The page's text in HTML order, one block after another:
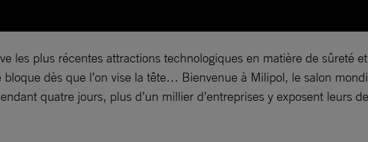
les plus récentes attractions technologiques en matière de sûreté
dès que l’on vise la tête… Bienvenue à Milipol, le salon
quatre jours, plus d’un millier d’entreprises y exposent leurs